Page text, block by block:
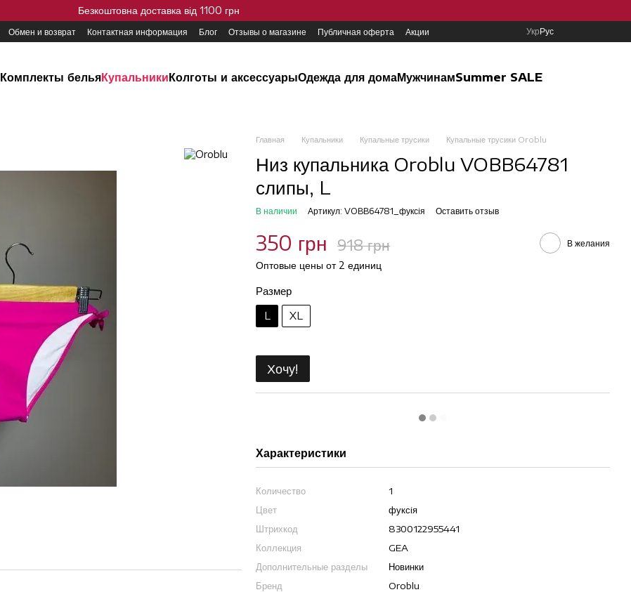
Безкоштовна доставка від 1100 грн
Обмен и возврат Контактная информация Блог Отзывы о магазине Публичная оферта Акции УкрРус
Комплекты бельяКупальникиКолготы и аксессуарыОдежда для домаМужчинамSummer SALE
Главная Купальники Купальные трусики Купальные трусики Oroblu
Низ купальника Oroblu VOBB64781
слипы, L
В наличии Артикул: VOBB64781_фуксiя Оставить отзыв
350 грн 918 грн В желания
Оптовые цены от 2 единиц
Размер
L XL
Хочу!
Характеристики
Количество
1
Цвет
фуксiя
Штрихкод
8300122955441
Коллекция
GEA
Дополнительные разделы
Новинки
Бренд
Oroblu